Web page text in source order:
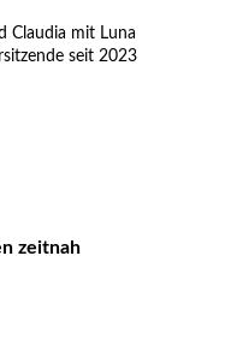
Claudia mit Luna
seit 2023
zeitnah